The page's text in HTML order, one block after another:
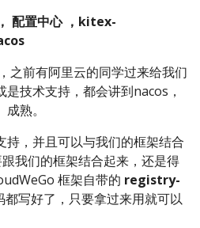
配置中心 ，kitex-
之前有阿里云的同学过来给我们
技术支持，都会讲到nacos，
熟。
持，并且可以与我们的框架结合
我们的框架结合起来，还是得
框架自带的 registry-
都写好了，只要拿过来用就可以